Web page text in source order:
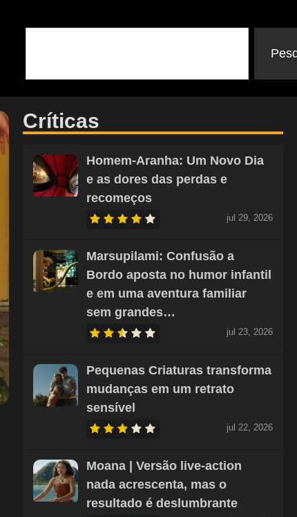
Críticas
Homem-Aranha: Um Novo Dia
e as dores das perdas e
recomeços
jul 29, 2026
Marsupilami: Confusão a
Bordo aposta no humor infantil
e em uma aventura familiar
sem grandes…
jul 23, 2026
Pequenas Criaturas transforma
mudanças em um retrato
sensível
jul 22, 2026
Moana | Versão live-action
nada acrescenta, mas o
resultado é deslumbrante